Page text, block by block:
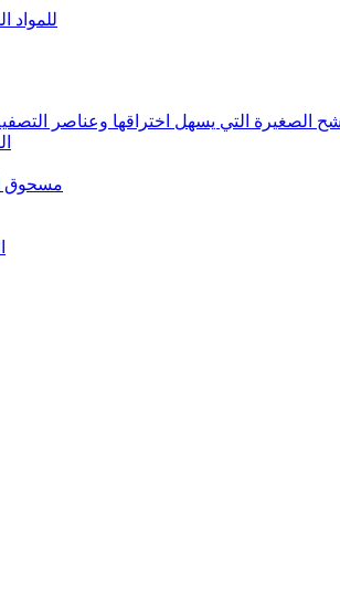
الصغيرة التي يسهل اختراقها وعناصر
مسحوق